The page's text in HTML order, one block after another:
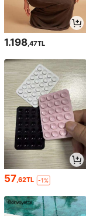
1.198,47TL
57,62TL -1%